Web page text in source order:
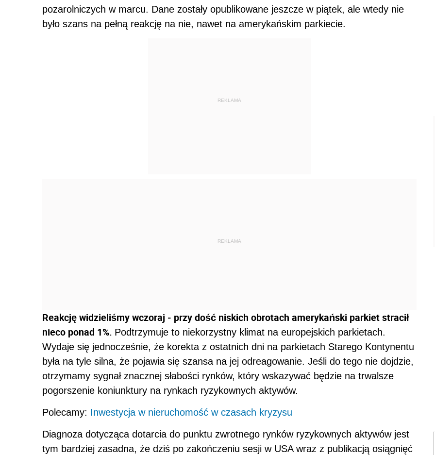
pozarolniczych w marcu. Dane zostały opublikowane jeszcze w piątek, ale wtedy nie
było szans na pełną reakcję na nie, nawet na amerykańskim parkiecie.
REKLAMA
REKLAMA
Reakcję widzieliśmy wczoraj - przy dość niskich obrotach amerykański parkiet stracił
nieco ponad 1%. Podtrzymuje to niekorzystny klimat na europejskich parkietach.
Wydaje się jednocześnie, że korekta z ostatnich dni na parkietach Starego Kontynentu
była na tyle silna, że pojawia się szansa na jej odreagowanie. Jeśli do tego nie dojdzie,
otrzymamy sygnał znacznej słabości rynków, który wskazywać będzie na trwalsze
pogorszenie koniunktury na rynkach ryzykownych aktywów.
Polecamy: Inwestycja w nieruchomość w czasach kryzysu
Diagnoza dotycząca dotarcia do punktu zwrotnego rynków ryzykownych aktywów jest
tym bardziej zasadna, że dziś po zakończeniu sesji w USA wraz z publikacją osiągnięć